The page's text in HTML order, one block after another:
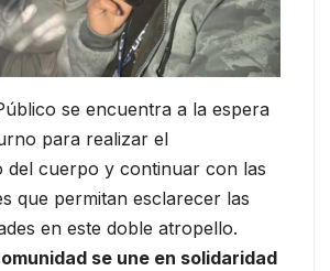
se encuentra a la espera
para realizar el
del cuerpo y continuar con las
que permitan esclarecer las
en este doble atropello.
se une en solidaridad